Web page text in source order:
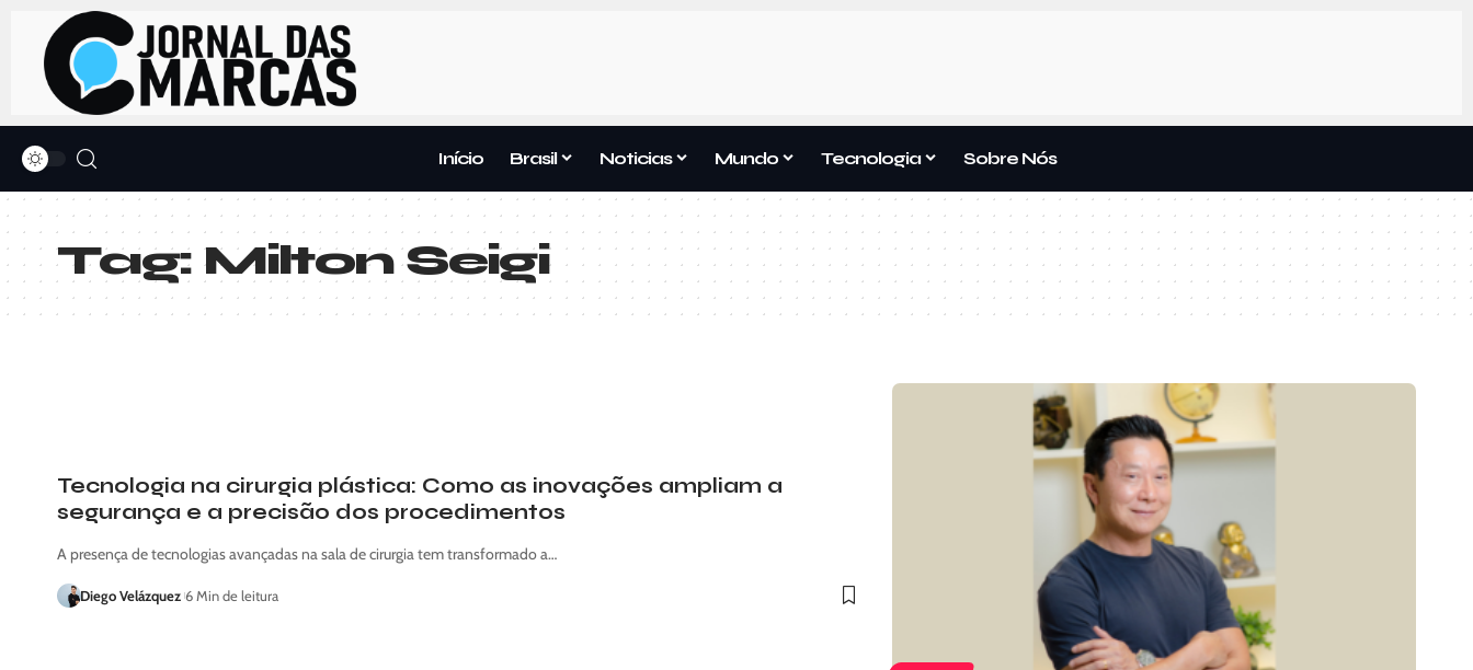
Início Brasil Noticias Mundo Tecnologia Sobre Nós
Tag: Milton Seigi
Tecnologia na cirurgia plástica: Como as inovações ampliam a
segurança e a precisão dos procedimentos
A presença de tecnologias avançadas na sala de cirurgia tem transformado a…
Diego Velázquez 6 Min de leitura